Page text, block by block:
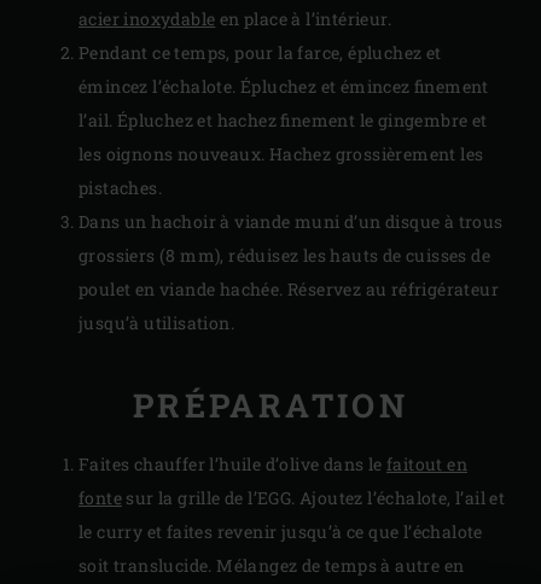
acier inoxydable en place à l’intérieur.
Pendant ce temps, pour la farce, épluchez et
émincez l’échalote. Épluchez et émincez finement
l’ail. Épluchez et hachez finement le gingembre et
les oignons nouveaux. Hachez grossièrement les
pistaches.
Dans un hachoir à viande muni d’un disque à trous
grossiers (8 mm), réduisez les hauts de cuisses de
poulet en viande hachée. Réservez au réfrigérateur
jusqu’à utilisation.
PRÉPARATION
Faites chauffer l’huile d’olive dans le faitout en
fonte sur la grille de l’EGG. Ajoutez l’échalote, l’ail et
le curry et faites revenir jusqu’à ce que l’échalote
soit translucide. Mélangez de temps à autre en